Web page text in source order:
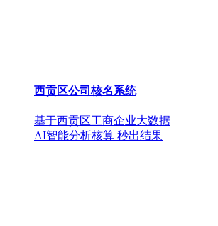
西贡区公司核名系统
基于西贡区工商企业大数据
AI智能分析核算 秒出结果